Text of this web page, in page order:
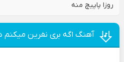
روزا پاپیچ منه
آهنگ اگه بری نفرین میکنم